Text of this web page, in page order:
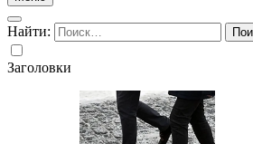
Найти:
Заголовки